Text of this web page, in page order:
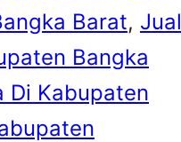
Barat, Jual
Bangka
Di Kabupaten